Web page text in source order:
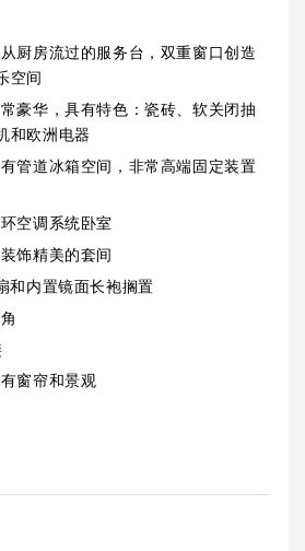
厨房流过的服务台，双重窗口创造
空间
豪华，具有特色：瓷砖、软关闭抽
和欧洲电器
管道冰箱空间，非常高端固定装置
空调系统卧室
饰精美的套间
和内置镜面长袍搁置
窗帘和景观